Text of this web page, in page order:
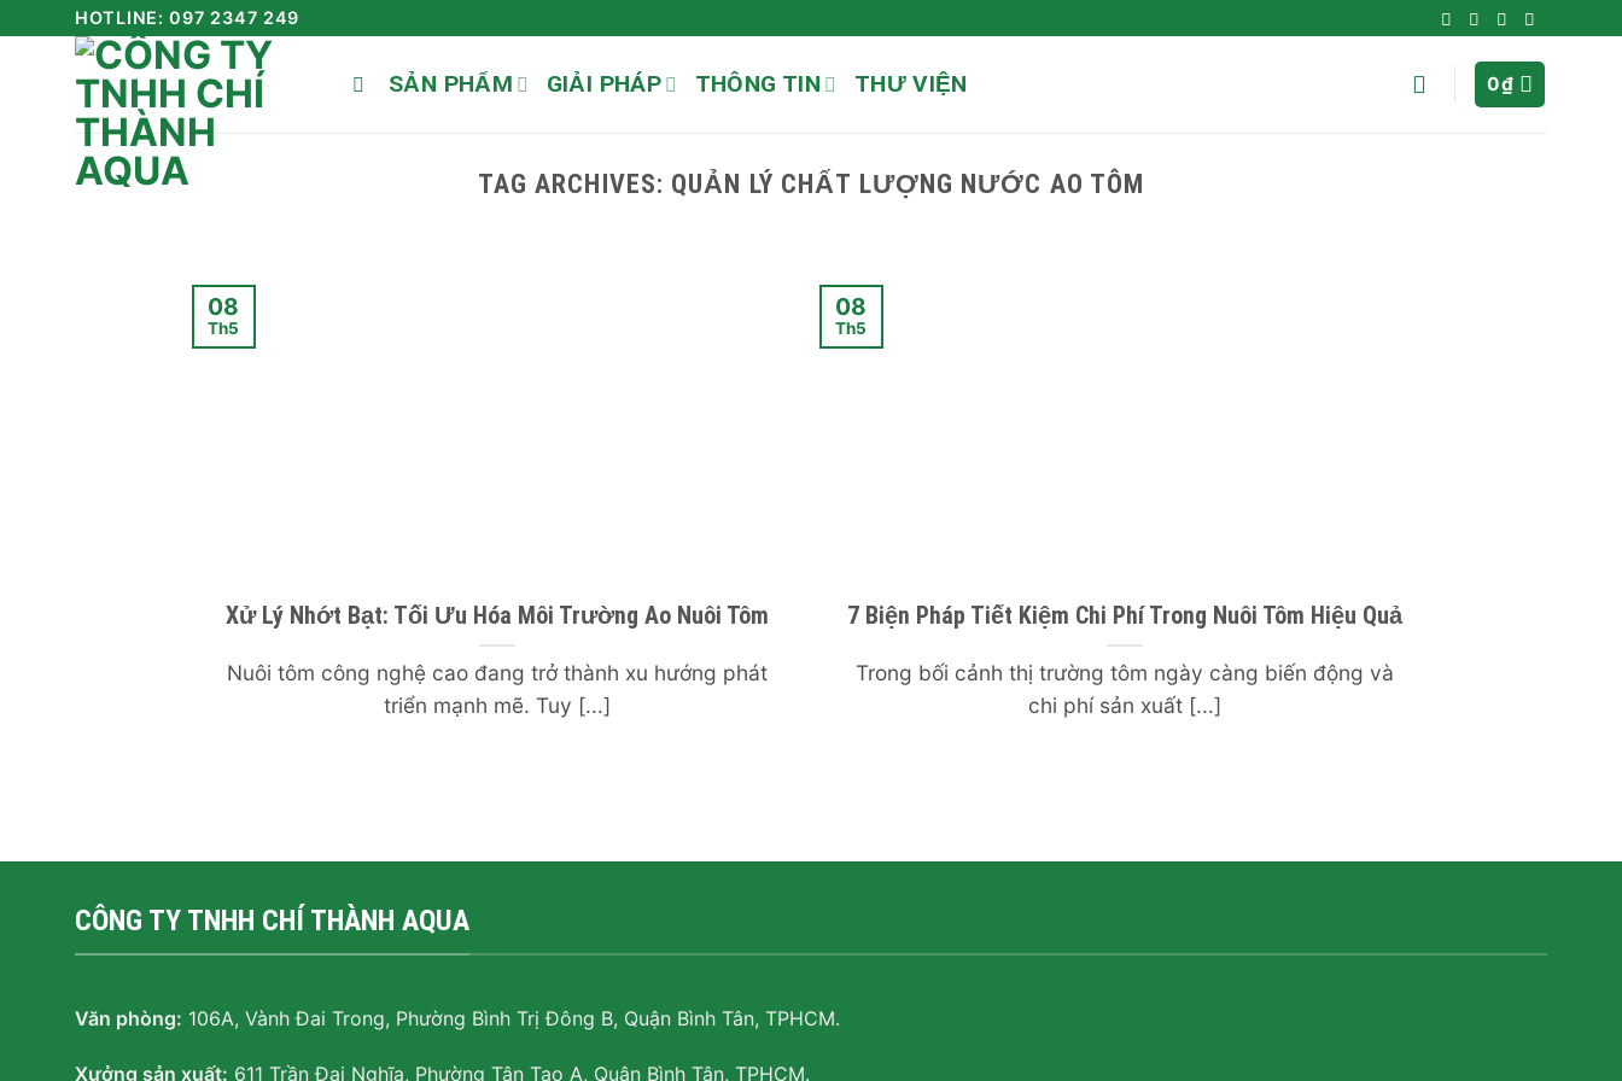
content
HOTLINE: 097 2347 249
SẢN PHẨM GIẢI PHÁP THÔNG TIN THƯ VIỆN 0₫
TAG ARCHIVES: QUẢN LÝ CHẤT LƯỢNG NƯỚC AO TÔM
Xử Lý Nhớt Bạt: Tối Ưu Hóa Môi Trường Ao Nuôi Tôm
Nuôi tôm công nghệ cao đang trở thành xu hướng phát
triển mạnh mẽ. Tuy [...]
08
Th5
7 Biện Pháp Tiết Kiệm Chi Phí Trong Nuôi Tôm Hiệu Quả
Trong bối cảnh thị trường tôm ngày càng biến động và
chi phí sản xuất [...]
08
Th5
CÔNG TY TNHH CHÍ THÀNH AQUA
Văn phòng: 106A, Vành Đai Trong, Phường Bình Trị Đông B, Quận Bình Tân, TPHCM.
Xưởng sản xuất: 611 Trần Đại Nghĩa, Phường Tân Tạo A, Quận Bình Tân, TPHCM.